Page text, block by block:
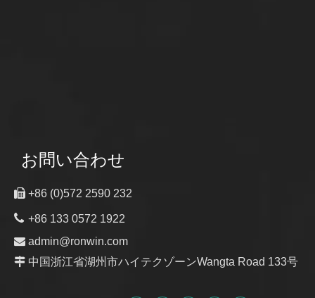
お問い合わせ
 +86 (0)572 2590 232
 +86 133 0572 1922
 admin@ronwin.com
 中国浙江省湖州市ハイテクゾーンWangta Road 133号